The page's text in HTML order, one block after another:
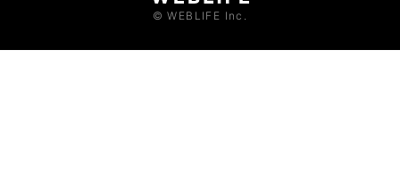
© WEBLIFE Inc.